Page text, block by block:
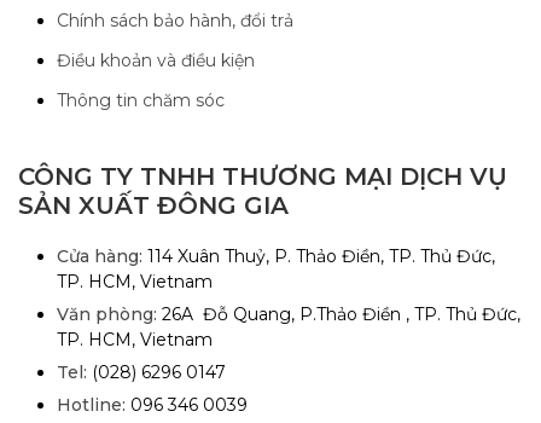
Chính sách bảo hành, đổi trả
Điều khoản và điều kiện
Thông tin chăm sóc
CÔNG TY TNHH THƯƠNG MẠI DỊCH VỤ
SẢN XUẤT ĐÔNG GIA
Cửa hàng: 114 Xuân Thuỷ, P. Thảo Điền, TP. Thủ Đức,
TP. HCM, Vietnam
Văn phòng: 26A Đỗ Quang, P.Thảo Điền , TP. Thủ Đức,
TP. HCM, Vietnam
Tel: (028) 6296 0147
Hotline: 096 346 0039